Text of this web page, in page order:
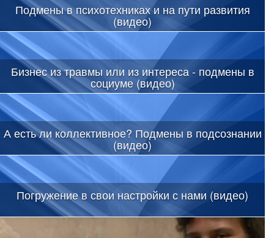
Подмены в психотехниках и на пути развития
(видео)
Бизнес из травмы или из интереса - подмены в
социуме (видео)
А есть ли коллективное? Подмены в подсознании
(видео)
Погружение в свои настройки с нами (видео)